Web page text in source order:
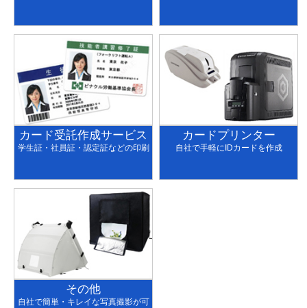
カード受託作成サービス
学生証・社員証・認定証などの印刷
カードプリンター
自社で手軽にIDカードを作成
その他
自社で簡単・キレイな写真撮影が可